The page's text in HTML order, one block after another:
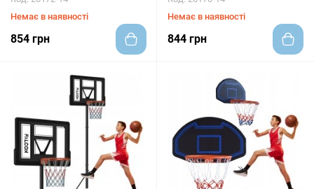
Немає в наявності
854 грн
Немає в наявності
844 грн